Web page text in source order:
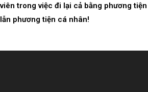
viên trong việc đi lại cả bằng phương
lẫn phương tiện cá nhân!